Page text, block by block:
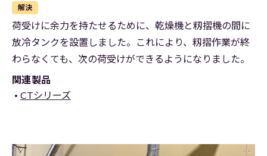
解決
荷受けに余力を持たせるために、乾燥機と籾摺機の間に
放冷タンクを設置しました。これにより、籾摺作業が終
わらなくても、次の荷受けができるようになりました。
関連製品
CTシリーズ